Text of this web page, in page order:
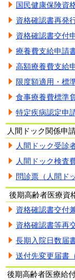
国民健康保険資
資格確認書再発
資格確認書交付
療養費支給申請
高額療養費支給
限度額適用・標
食事療養費標準
特定疾病認定申
人間ドック関係申
人間ドック受診
人間ドック検査
問診票（人間ド
後期高齢者医療資
資格確認書交付
資格確認書等再
長期入院日数届
送付先変更届書
後期高齢者医療給